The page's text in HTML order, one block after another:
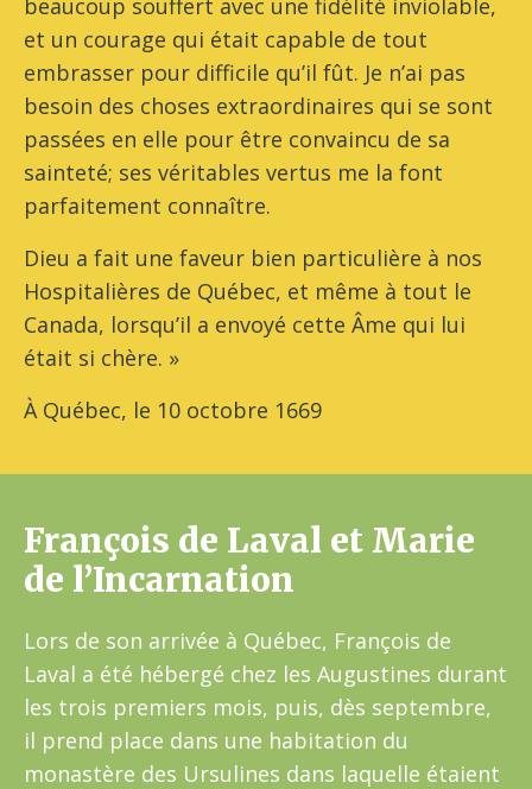
beaucoup souffert avec une fidélité inviolable,
et un courage qui était capable de tout
embrasser pour difficile qu’il fût. Je n’ai pas
besoin des choses extraordinaires qui se sont
passées en elle pour être convaincu de sa
sainteté; ses véritables vertus me la font
parfaitement connaître.
Dieu a fait une faveur bien particulière à nos
Hospitalières de Québec, et même à tout le
Canada, lorsqu’il a envoyé cette Âme qui lui
était si chère. »
À Québec, le 10 octobre 1669
François de Laval et Marie
de l’Incarnation
Lors de son arrivée à Québec, François de
Laval a été hébergé chez les Augustines durant
les trois premiers mois, puis, dès septembre,
il prend place dans une habitation du
monastère des Ursulines dans laquelle étaient